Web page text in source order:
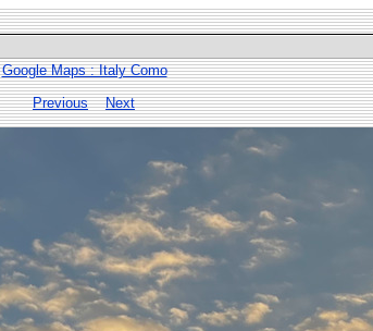
Google Maps : Italy Como
Previous
Next